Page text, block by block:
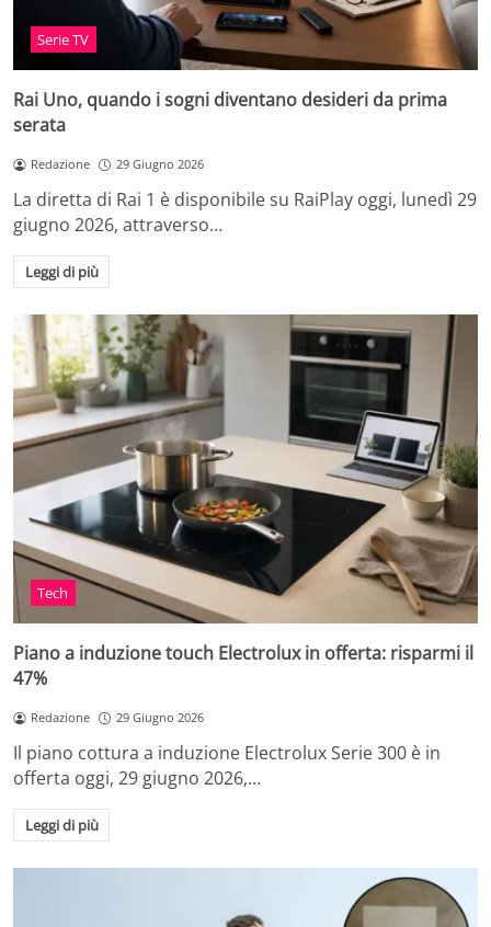
Serie TV
Rai Uno, quando i sogni diventano desideri da prima
serata
Redazione 29 Giugno 2026
La diretta di Rai 1 è disponibile su RaiPlay oggi, lunedì 29
giugno 2026, attraverso…
Leggi di più
Tech
Piano a induzione touch Electrolux in offerta: risparmi il
47%
Redazione 29 Giugno 2026
Il piano cottura a induzione Electrolux Serie 300 è in
offerta oggi, 29 giugno 2026,…
Leggi di più